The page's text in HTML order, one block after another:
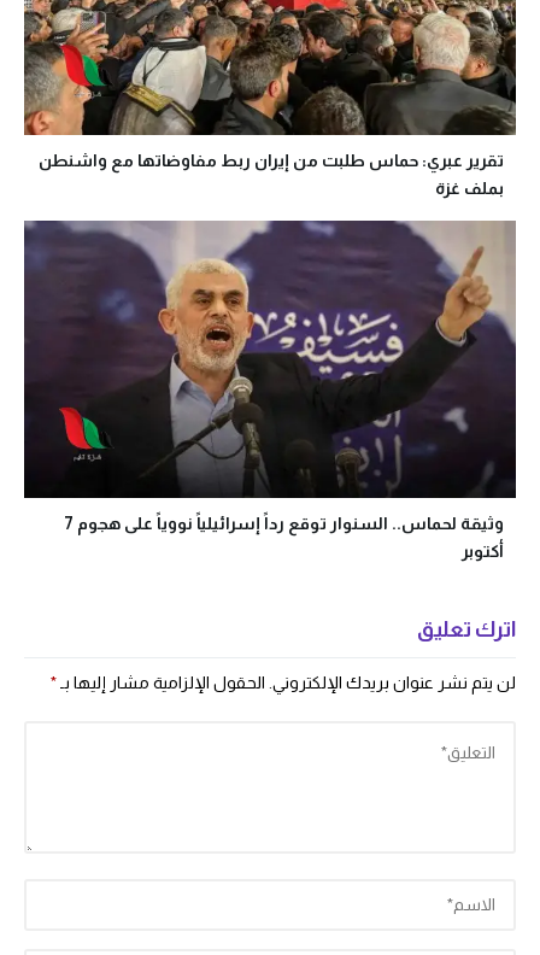
تقرير عبري: حماس طلبت من إيران ربط مفاوضاتها مع واشنطن
بملف غزة
وثيقة لحماس.. السنوار توقع رداً إسرائيلياً نووياً على هجوم 7
أكتوبر
اترك تعليق
لن يتم نشر عنوان بريدك الإلكتروني. الحقول الإلزامية مشار إليها بـ *